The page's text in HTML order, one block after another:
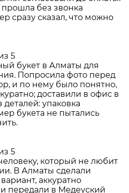
прошла без звонка
сразу сказал, что можно
5
букет в Алматы для
Попросила фото перед
и по нему было понятно,
доставили в офис в
упаковка
букета не пытались
5
который не любит
В Алматы сделали
аккуратно
передали в Медеуский